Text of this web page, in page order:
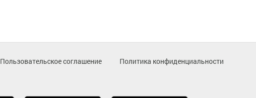
Пользовательское соглашение
Политика конфиденциальности